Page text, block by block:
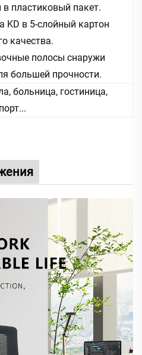
пластиковый пакет.
KD в 5-слойный картон
качества.
полосы снаружи
большей прочности.
больница, гостиница,